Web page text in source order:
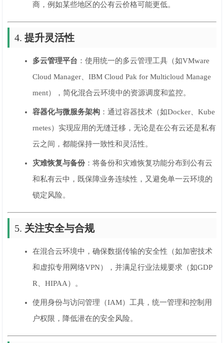
商，例如某些地区的公有云价格可能更低。
4.提升灵活性
多云管理平台 ：使用统一的多云管理工具（如VMware
Cloud Manager、IBM Cloud Pak for Multicloud Manage
ment），简化混合云环境中的资源调度和监控。
容器化与微服务架构 ：通过容器技术（如Docker、Kube
rnetes）实现应用的无缝迁移，无论是在公有云还是私有
云之间，都能保持一致性和灵活性。
灾难恢复与备份：将备份和灾难恢复功能分布到公有云
和私有云中，既保障业务连续性，又避免单一云环境的
锁定风险。
5. 关注安全与合规
在混合云环境中，确保数据传输的安全性（如加密技术
和虚拟专用网络VPN），并满足行业法规要求（如GDP
R、HIPAA）。
使用身份与访问管理（IAM）工具，统一管理和控制用
户权限，降低潜在的安全风险。